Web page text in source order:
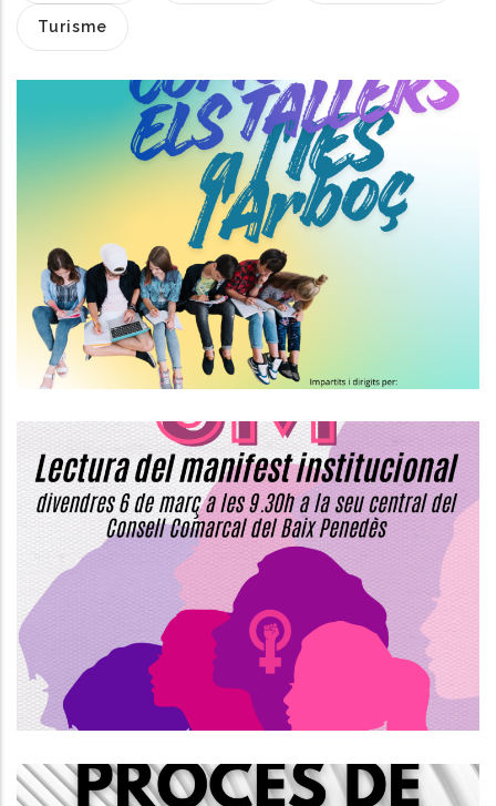
Turisme
Tallers De Sensibilització Per A
Joves A L'IES De L'Arboç.
Joventut
Commemoració Del 8 De Març, Dia
Internacional De La Dona Al Baix
Penedès
S. socials